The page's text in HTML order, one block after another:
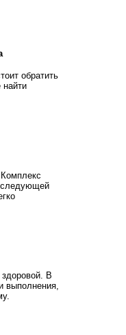
обратить
следующей
В
выполнения,